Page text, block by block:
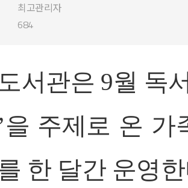
최고관리자
684
서관은 9월 독
을 주제로 온
한 달간 운영